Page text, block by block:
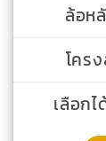
ล้อห
โคร
เลือก